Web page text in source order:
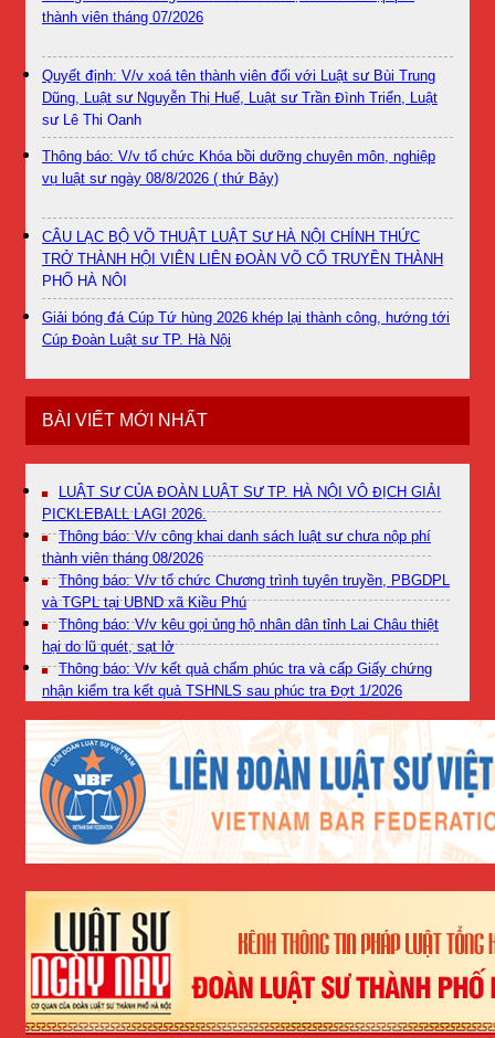
thành viên tháng 07/2026
Quyết định: V/v xoá tên thành viên đối với Luật sư Bùi Trung
Dũng, Luật sư Nguyễn Thị Huế, Luật sư Trần Đình Triển, Luật
sư Lê Thị Oanh
Thông báo: V/v tổ chức Khóa bồi dưỡng chuyên môn, nghiệp
vụ luật sư ngày 08/8/2026 ( thứ Bảy)
CÂU LẠC BỘ VÕ THUẬT LUẬT SƯ HÀ NỘI CHÍNH THỨC
TRỞ THÀNH HỘI VIÊN LIÊN ĐOÀN VÕ CỔ TRUYỀN THÀNH
PHỐ HÀ NỘI
Giải bóng đá Cúp Tứ hùng 2026 khép lại thành công, hướng tới
Cúp Đoàn Luật sư TP. Hà Nội
BÀI VIẾT MỚI NHẤT
LUẬT SƯ CỦA ĐOÀN LUẬT SƯ TP. HÀ NỘI VÔ ĐỊCH GIẢI
PICKLEBALL LAGI 2026.
Thông báo: V/v công khai danh sách luật sư chưa nộp phí
thành viên tháng 08/2026
Thông báo: V/v tổ chức Chương trình tuyên truyền, PBGDPL
và TGPL tại UBND xã Kiều Phú
Thông báo: V/v kêu gọi ủng hộ nhân dân tỉnh Lai Châu thiệt
hại do lũ quét, sạt lở
Thông báo: V/v kết quả chấm phúc tra và cấp Giấy chứng
nhận kiểm tra kết quả TSHNLS sau phúc tra Đợt 1/2026